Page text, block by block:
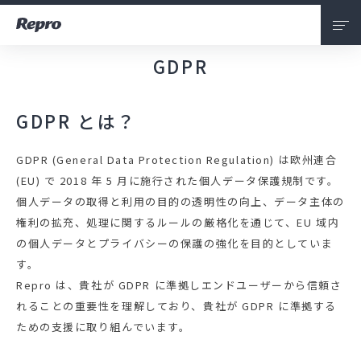
私たちについて
サービス
ニュース
採用情報
お問い合わせ
GDPR
GDPR とは？
GDPR (General Data Protection Regulation) は欧州連合
(EU) で 2018 年 5 月に施行された個人データ保護規制です。
個人データの取得と利用の目的の透明性の向上、データ主体の
権利の拡充、処理に関するルールの厳格化を通じて、EU 域内
の個人データとプライバシーの保護の強化を目的としていま
す。
Repro は、貴社が GDPR に準拠しエンドユーザーから信頼さ
れることの重要性を理解しており、貴社が GDPR に準拠する
ための支援に取り組んでいます。